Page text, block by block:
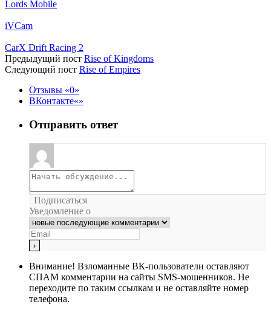
Lords Mobile
iVCam
CarX Drift Racing 2
Предыдущий пост Rise of Kingdoms
Следующий пост Rise of Empires
Отзывы
0
ВКонтакте
Отправить ответ
Подписаться
Уведомление о
Внимание! Взломанные ВК-пользователи оставляют
СПАМ комментарии на сайты SMS-мошенников. Не
переходите по таким ссылкам и не оставляйте номер
телефона.